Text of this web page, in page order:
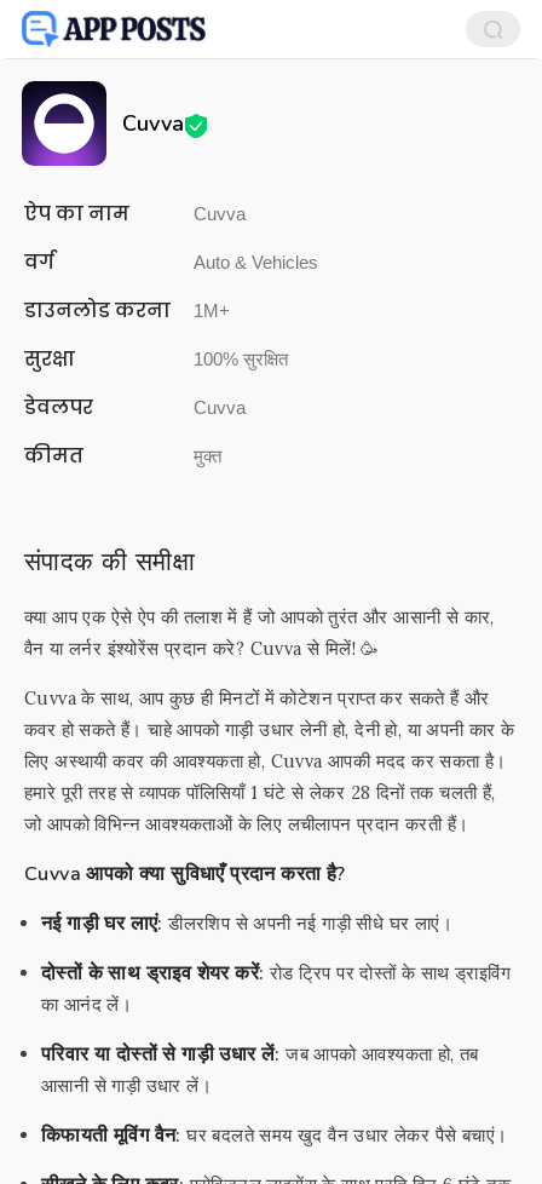
Cuvva
ऐप का नाम Cuvva
वर्ग Auto & Vehicles
डाउनलोड करना 1M+
सुरक्षा 100% सुरक्षित
डेवलपर Cuvva
कीमत मुक्त
संपादक की समीक्षा
क्या आप एक ऐसे ऐप की तलाश में हैं जो आपको तुरंत और आसानी से कार,
वैन या लर्नर इंश्योरेंस प्रदान करे? Cuvva से मिलें! 🥳
Cuvva के साथ, आप कुछ ही मिनटों में कोटेशन प्राप्त कर सकते हैं और
कवर हो सकते हैं। चाहे आपको गाड़ी उधार लेनी हो, देनी हो, या अपनी कार के
लिए अस्थायी कवर की आवश्यकता हो, Cuvva आपकी मदद कर सकता है।
हमारे पूरी तरह से व्यापक पॉलिसियाँ 1 घंटे से लेकर 28 दिनों तक चलती हैं,
जो आपको विभिन्न आवश्यकताओं के लिए लचीलापन प्रदान करती हैं।
Cuvva आपको क्या सुविधाएँ प्रदान करता है?
नई गाड़ी घर लाएं: डीलरशिप से अपनी नई गाड़ी सीधे घर लाएं।
दोस्तों के साथ ड्राइव शेयर करें: रोड ट्रिप पर दोस्तों के साथ ड्राइविंग
का आनंद लें।
परिवार या दोस्तों से गाड़ी उधार लें: जब आपको आवश्यकता हो, तब
आसानी से गाड़ी उधार लें।
किफायती मूविंग वैन: घर बदलते समय खुद वैन उधार लेकर पैसे बचाएं।